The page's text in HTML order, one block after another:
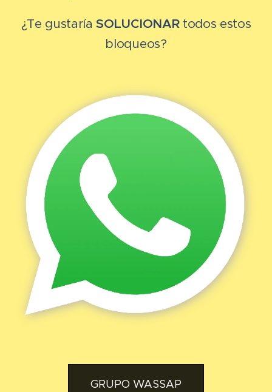
¿Te gustaríaSOLUCIONARtodos estos
bloqueos?
GRUPO WASSAP